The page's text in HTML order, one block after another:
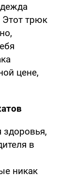
Этот трюк
цене,
в
никак